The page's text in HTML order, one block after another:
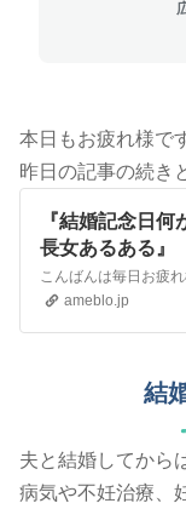
本日もお疲れ様で
昨日の記事の続き
『結婚記念日
長女あるある』
ameblo.jp
結
夫と結婚してから
病気や不妊治療、